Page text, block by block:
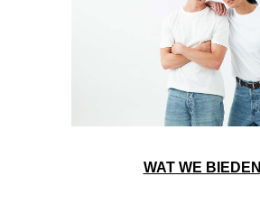
WAT WE BIEDEN